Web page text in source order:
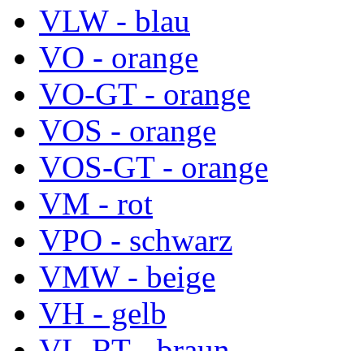
VLW - blau
VO - orange
VO-GT - orange
VOS - orange
VOS-GT - orange
VM - rot
VPO - schwarz
VMW - beige
VH - gelb